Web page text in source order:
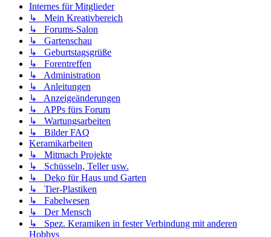
Internes für Mitglieder
↳ Mein Kreativbereich
↳ Forums-Salon
↳ Gartenschau
↳ Geburtstagsgrüße
↳ Forentreffen
↳ Administration
↳ Anleitungen
↳ Anzeigeänderungen
↳ APPs fürs Forum
↳ Wartungsarbeiten
↳ Bilder FAQ
Keramikarbeiten
↳ Mitmach Projekte
↳ Schüsseln, Teller usw.
↳ Deko für Haus und Garten
↳ Tier-Plastiken
↳ Fabelwesen
↳ Der Mensch
↳ Spez. Keramiken in fester Verbindung mit anderen
Hobbys